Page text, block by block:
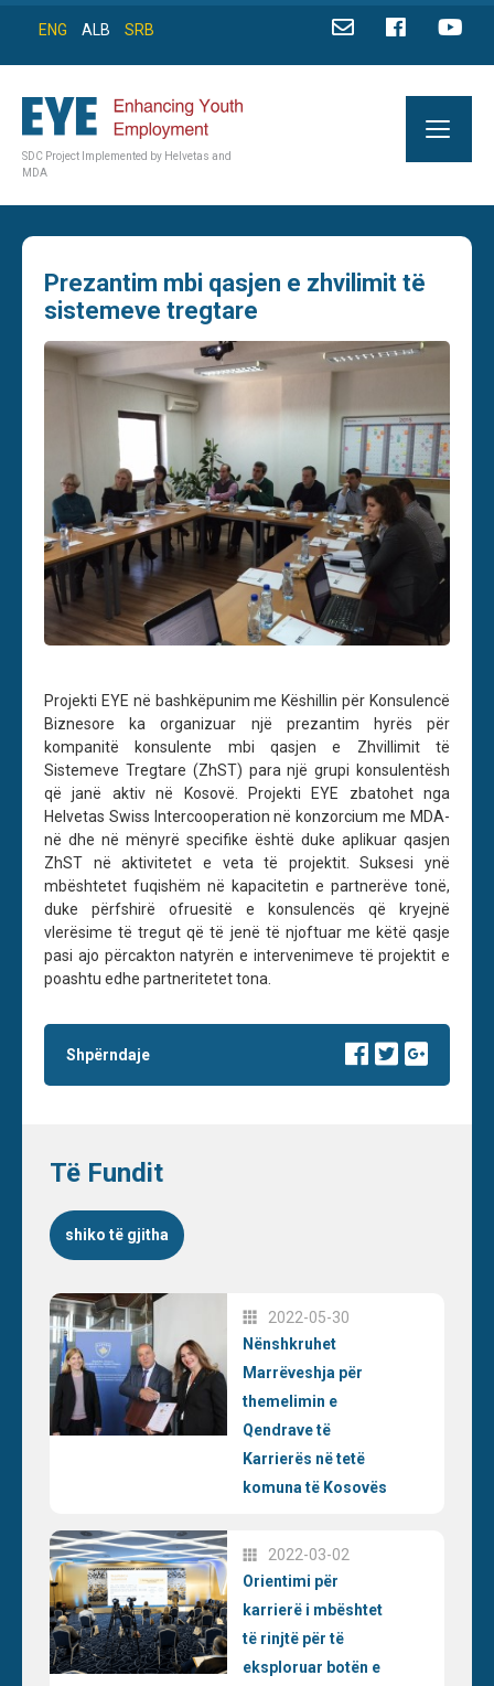
ENG ALB SRB
SDC Project Implemented by Helvetas and
MDA
Prezantim mbi qasjen e zhvilimit të
sistemeve tregtare
Projekti EYE në bashkëpunim me Këshillin për Konsulencë
Biznesore ka organizuar një prezantim hyrës për
kompanitë konsulente mbi qasjen e Zhvillimit të
Sistemeve Tregtare (ZhST) para një grupi konsulentësh
që janë aktiv në Kosovë. Projekti EYE zbatohet nga
Helvetas Swiss Intercooperation në konzorcium me MDA-
në dhe në mënyrë specifike është duke aplikuar qasjen
ZhST në aktivitetet e veta të projektit. Suksesi ynë
mbështetet fuqishëm në kapacitetin e partnerëve tonë,
duke përfshirë ofruesitë e konsulencës që kryejnë
vlerësime të tregut që të jenë të njoftuar me këtë qasje
pasi ajo përcakton natyrën e intervenimeve të projektit e
poashtu edhe partneritetet tona.
Shpërndaje
Të Fundit
shiko të gjitha
2022-05-30
Nënshkruhet
Marrëveshja për
themelimin e
Qendrave të
Karrierës në tetë
komuna të Kosovës
2022-03-02
Orientimi për
karrierë i mbështet
të rinjtë për të
eksploruar botën e